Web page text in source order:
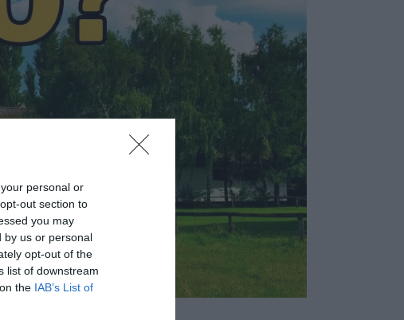
personal or
out section to
you may
by us or personal
opt-out of the
list of downstream
the IAB’s List of